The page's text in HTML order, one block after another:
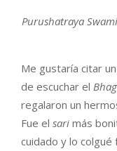
Purushatraya
Me gustaría citar
de escuchar el
regalaron un
Fue el sari más
cuidado y lo colgué